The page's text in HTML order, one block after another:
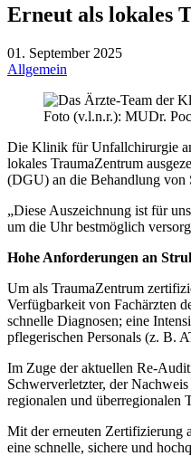
Erneut als lokales
01. September 2025
Allgemein
Foto (v.l.n.r.): MUDr.
Die Klinik für Unfallchirurgie
lokales TraumaZentrum
(DGU) an die Behandlung von
„Diese Auszeichnung ist für
um die Uhr bestmöglich
Hohe Anforderungen an
Um als TraumaZentrum
Verfügbarkeit von Fachärzten
schnelle Diagnosen; eine
pflegerischen Personals (z. B.
Im Zuge der aktuellen Re-
Schwerverletzter, der
regionalen und überregionalen
Mit der erneuten Zertifizierung
eine schnelle, sichere und